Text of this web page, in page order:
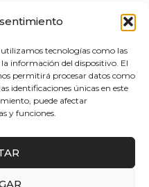
utilizamos tecnologías como las
información del dispositivo. El
permitirá procesar datos como
identificaciones únicas en este
puede afectar
y funciones.